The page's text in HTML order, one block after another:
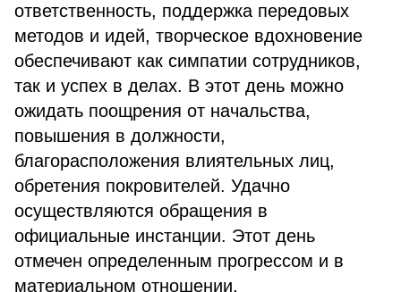
ответственность, поддержка передовых
методов и идей, творческое вдохновение
обеспечивают как симпатии сотрудников,
так и успех в делах. В этот день можно
ожидать поощрения от начальства,
повышения в должности,
благорасположения влиятельных лиц,
обретения покровителей. Удачно
осуществляются обращения в
официальные инстанции. Этот день
отмечен определенным прогрессом и в
материальном отношении.